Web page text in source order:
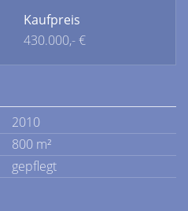
Kaufpreis
430.000,- €
2010
800 m²
gepflegt